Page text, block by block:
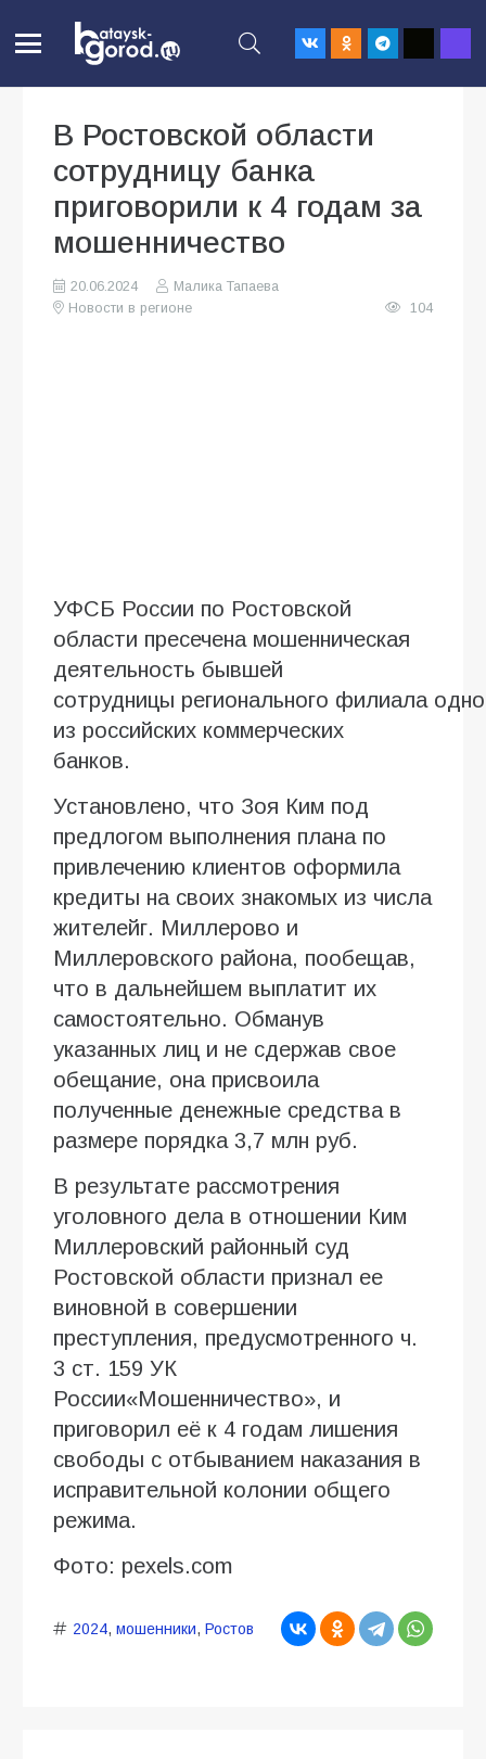
В Ростовской области
сотрудницу банка
приговорили к 4 годам за
мошенничество
20.06.2024
Малика Тапаева
Новости в регионе
104
УФСБ России по Ростовской
области пресечена мошенническая
деятельность бывшей
сотрудницы регионального филиала
из российских коммерческих
банков.
Установлено, что Зоя Ким под
предлогом выполнения плана по
привлечению клиентов оформила
кредиты на своих знакомых из числа
жителейг. Миллерово и
Миллеровского района, пообещав,
что в дальнейшем выплатит их
самостоятельно. Обманув
указанных лиц и не сдержав свое
обещание, она присвоила
полученные денежные средства в
размере порядка 3,7 млн руб.
В результате рассмотрения
уголовного дела в отношении Ким
Миллеровский районный суд
Ростовской области признал ее
виновной в совершении
преступления, предусмотренного ч.
3 ст. 159 УК
России«Мошенничество», и
приговорил её к 4 годам лишения
свободы с отбыванием наказания в
исправительной колонии общего
режима.
Фото: pexels.com
2024, мошенники, Ростов